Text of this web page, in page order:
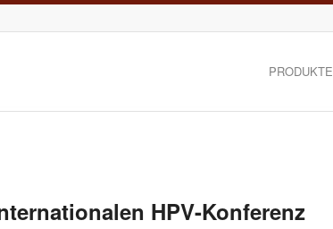
PRODUKTE
HPV-Konferenz